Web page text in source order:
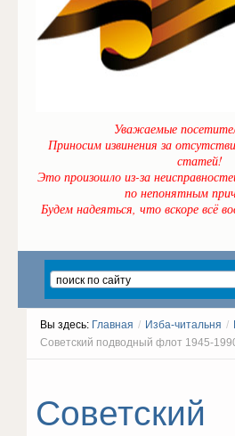
Уважаемые
Приносим извинения за
статей!
Это произошло из-за
по непонятным
Будем надеяться, что вскоре всё
Вы здесь: Главная / Изба-читальня /
Советский подводный флот 1945-
Советский